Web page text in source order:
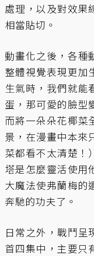
處理，以及對效果
相當貼切。
動畫化之後，各種
整體視覺表現更加
生氣時，我們就能
蛋，那可愛的臉型
而將一朵朵花椰菜
景，在漫畫中本來
菜都看不太清楚！
塔是怎麼靈活使用
大魔法使弗蘭梅的
奔馳的功夫了。
日常之外，戰鬥呈
首四集中，主要只